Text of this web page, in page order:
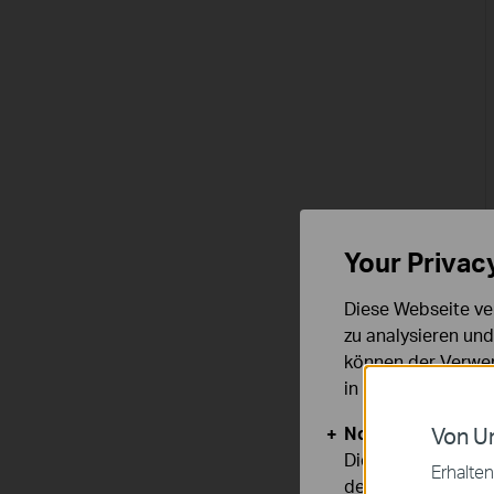
Von
Your
Diese Webseite
zu analysieren
können der
in unseren
Notwendige
Diese Cookies
deaktiviert werden.